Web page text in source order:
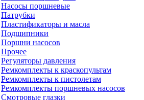
Насосы поршневые
Патрубки
Пластификаторы и масла
Подшипники
Поршни насосов
Прочее
Регуляторы давления
Ремкомплекты к краскопультам
Ремкомплекты к пистолетам
Ремкомплекты поршневых насосов
Смотровые глазки